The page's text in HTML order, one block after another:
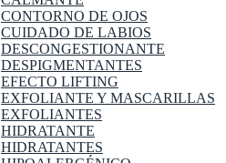
CONTORNO DE OJOS
CUIDADO DE LABIOS
DESCONGESTIONANTE
DESPIGMENTANTES
EFECTO LIFTING
EXFOLIANTE Y MASCARILLAS
EXFOLIANTES
HIDRATANTE
HIDRATANTES